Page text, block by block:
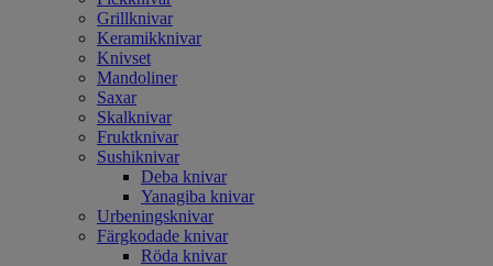
Grillknivar
Keramikknivar
Knivset
Mandoliner
Saxar
Skalknivar
Fruktknivar
Sushiknivar
Deba knivar
Yanagiba knivar
Urbeningsknivar
Färgkodade knivar
Röda knivar